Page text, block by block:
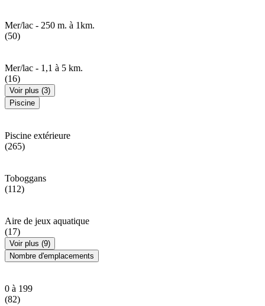
Mer/lac - 250 m. à 1km.
(50)
Mer/lac - 1,1 à 5 km.
(16)
Voir plus (3)
Piscine
Piscine extérieure
(265)
Toboggans
(112)
Aire de jeux aquatique
(17)
Voir plus (9)
Nombre d'emplacements
0 à 199
(82)